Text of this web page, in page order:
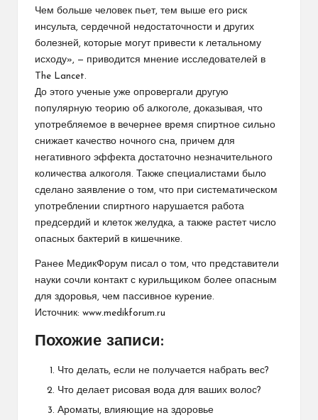
Чем больше человек пьет, тем выше его риск
инсульта, сердечной недостаточности и других
болезней, которые могут привести к летальному
исходу», — приводится мнение исследователей в
The Lancet.
До этого ученые уже опровергали другую
популярную теорию об алкоголе, доказывая, что
употребляемое в вечернее время спиртное сильно
снижает качество ночного сна, причем для
негативного эффекта достаточно незначительного
количества алкоголя. Также специалистами было
сделано заявление о том, что при систематическом
употреблении спиртного нарушается работа
предсердий и клеток желудка, а также растет число
опасных бактерий в кишечнике.
Ранее МедикФорум писал о том, что представители
науки сочли контакт с курильщиком более опасным
для здоровья, чем пассивное курение.
Источник: www.medikforum.ru
Похожие записи:
Что делать, если не получается набрать вес?
Что делает рисовая вода для ваших волос?
Ароматы, влияющие на здоровье